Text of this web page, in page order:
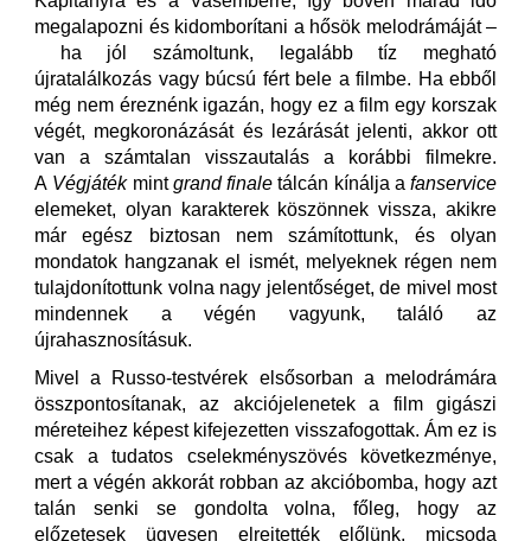
megalapozni és kidomborítani a hősök melodrámáját –
ha jól számoltunk, legalább tíz megható
újratalálkozás vagy búcsú fért bele a filmbe. Ha ebből
még nem éreznénk igazán, hogy ez a film egy korszak
végét, megkoronázását és lezárását jelenti, akkor ott
van a számtalan visszautalás a korábbi filmekre.
A Végjáték mintgrand finale tálcán kínálja a fanservice
elemeket, olyan karakterek köszönnek vissza, akikre
már egész biztosan nem számítottunk, és olyan
mondatok hangzanak el ismét, melyeknek régen nem
tulajdonítottunk volna nagy jelentőséget, de mivel most
mindennek a végén vagyunk, találó az
újrahasznosításuk.
Mivel a Russo-testvérek elsősorban a melodrámára
összpontosítanak, az akciójelenetek a film gigászi
méreteihez képest kifejezetten visszafogottak. Ám ez is
csak a tudatos cselekményszövés következménye,
mert a végén akkorát robban az akcióbomba, hogy azt
talán senki se gondolta volna, főleg, hogy az
előzetesek ügyesen elrejtették előlünk, micsoda